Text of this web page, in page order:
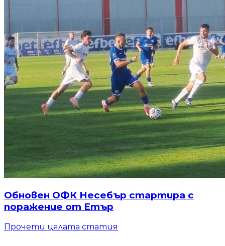
Обновен ОФК Несебър стартира с
поражение от Етър
Прочети цялата статия